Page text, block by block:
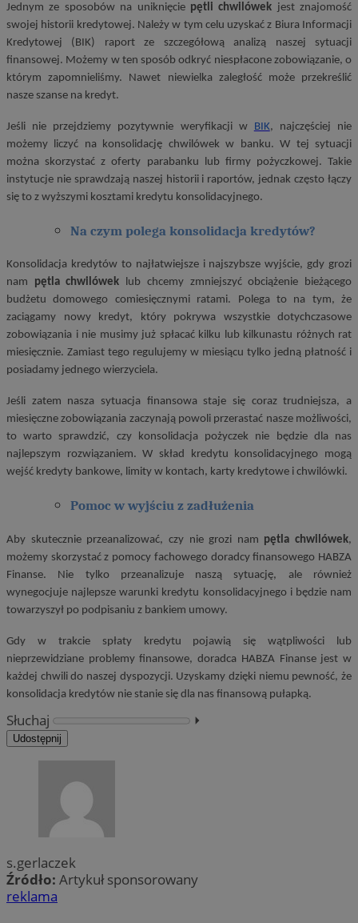
Jednym ze sposobów na uniknięcie pętli chwilówek jest znajomość
swojej historii kredytowej. Należy w tym celu uzyskać z Biura Informacji
Kredytowej (BIK) raport ze szczegółową analizą naszej sytuacji
finansowej. Możemy w ten sposób odkryć niespłacone zobowiązanie, o
którym zapomnieliśmy. Nawet niewielka zaległość może przekreślić
nasze szanse na kredyt.
Jeśli nie przejdziemy pozytywnie weryfikacji w BIK, najczęściej nie
możemy liczyć na konsolidację chwilówek w banku. W tej sytuacji
można skorzystać z oferty parabanku lub firmy pożyczkowej. Takie
instytucje nie sprawdzają naszej historii i raportów, jednak często łączy
się to z wyższymi kosztami kredytu konsolidacyjnego.
Na czym polega konsolidacja kredytów?
Konsolidacja kredytów to najłatwiejsze i najszybsze wyjście, gdy grozi
nam pętla chwilówek lub chcemy zmniejszyć obciążenie bieżącego
budżetu domowego comiesięcznymi ratami. Polega to na tym, że
zaciągamy nowy kredyt, który pokrywa wszystkie dotychczasowe
zobowiązania i nie musimy już spłacać kilku lub kilkunastu różnych rat
miesięcznie. Zamiast tego regulujemy w miesiącu tylko jedną płatność i
posiadamy jednego wierzyciela.
Jeśli zatem nasza sytuacja finansowa staje się coraz trudniejsza, a
miesięczne zobowiązania zaczynają powoli przerastać nasze możliwości,
to warto sprawdzić, czy konsolidacja pożyczek nie będzie dla nas
najlepszym rozwiązaniem. W skład kredytu konsolidacyjnego mogą
wejść kredyty bankowe, limity w kontach, karty kredytowe i chwilówki.
Pomoc w wyjściu z zadłużenia
Aby skutecznie przeanalizować, czy nie grozi nam pętla chwilówek,
możemy skorzystać z pomocy fachowego doradcy finansowego HABZA
Finanse. Nie tylko przeanalizuje naszą sytuację, ale również
wynegocjuje najlepsze warunki kredytu konsolidacyjnego i będzie nam
towarzyszył po podpisaniu z bankiem umowy.
Gdy w trakcie spłaty kredytu pojawią się wątpliwości lub
nieprzewidziane problemy finansowe, doradca HABZA Finanse jest w
każdej chwili do naszej dyspozycji. Uzyskamy dzięki niemu pewność, że
konsolidacja kredytów nie stanie się dla nas finansową pułapką.
Słuchaj ⏵︎
Udostępnij
s.gerlaczek
Źródło: Artykuł sponsorowany
reklama